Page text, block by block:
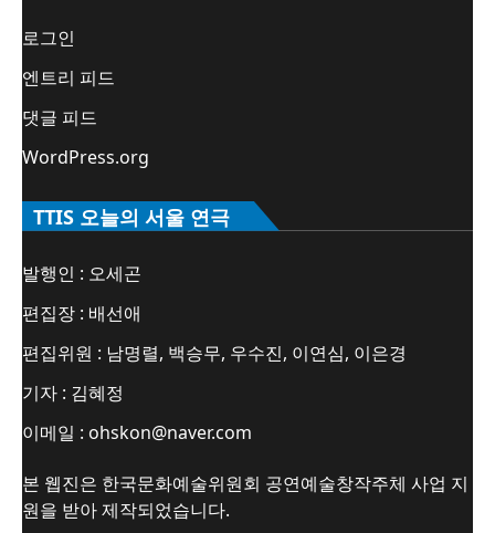
로그인
엔트리 피드
댓글 피드
WordPress.org
TTIS 오늘의 서울 연극
발행인 : 오세곤
편집장 : 배선애
편집위원 : 남명렬, 백승무, 우수진, 이연심, 이은경
기자 : 김혜정
이메일 : ohskon@naver.com
본 웹진은 한국문화예술위원회 공연예술창작주체 사업 지
원을 받아 제작되었습니다.